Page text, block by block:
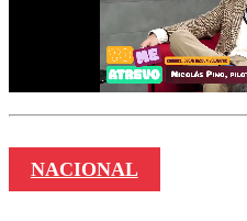
NACIONAL